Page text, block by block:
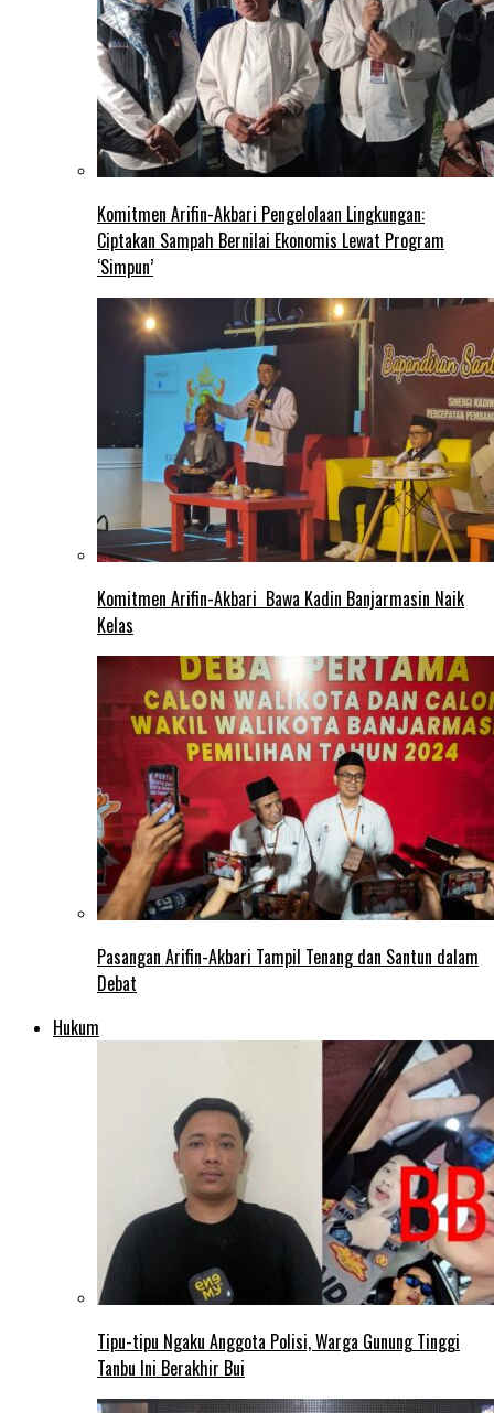
Komitmen Arifin-Akbari Pengelolaan Lingkungan:
Ciptakan Sampah Bernilai Ekonomis Lewat Program
‘Simpun’
Komitmen Arifin-Akbari Bawa Kadin Banjarmasin Naik
Kelas
Pasangan Arifin-Akbari Tampil Tenang dan Santun dalam
Debat
Hukum
Tipu-tipu Ngaku Anggota Polisi, Warga Gunung Tinggi
Tanbu Ini Berakhir Bui